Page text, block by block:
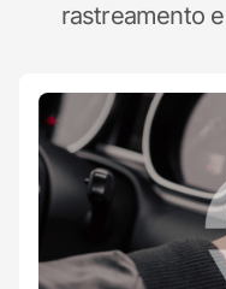
rastreamento